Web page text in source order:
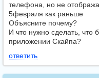
телефона, но не
5февраля как раньше
Объясните почему?
И что нужно сделать, что
приложении Скайпа?
ответить